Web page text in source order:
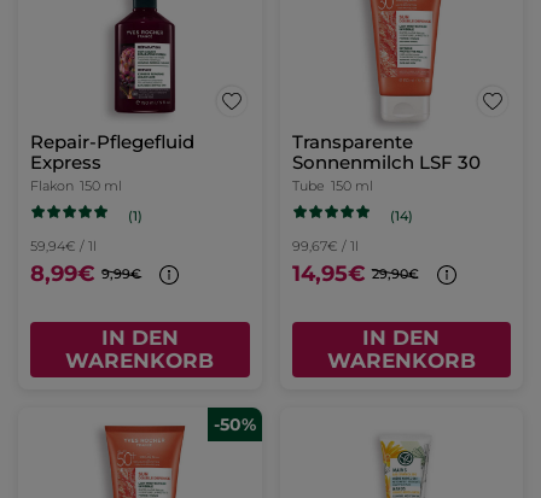
Repair-Pflegefluid
Express
Flakon 150 ml
(1)
59,94€ / 1l
8,99€ 9,99€
IN DEN
WARENKORB
Transparente
Sonnenmilch LSF 30
Tube 150 ml
(14)
99,67€ / 1l
14,95€ 29,90€
IN DEN
WARENKORB
-50%